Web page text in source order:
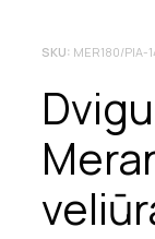
SKU: MER180/PIA-